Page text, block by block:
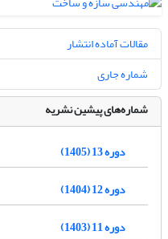
مقالات آماده انتشار
شماره جاری
شماره‌های پیشین نشریه
دوره 13 (1405)
دوره 12 (1404)
دوره 11 (1403)